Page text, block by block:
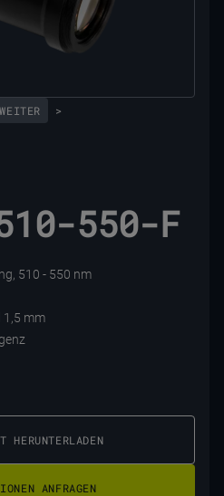
>
550-F
510 - 550 nm
1,5 mm
HERUNTERLADEN
ANFRAGEN